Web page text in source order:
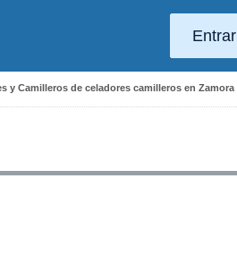
Entrar
y Camilleros de celadores camilleros en Zamora